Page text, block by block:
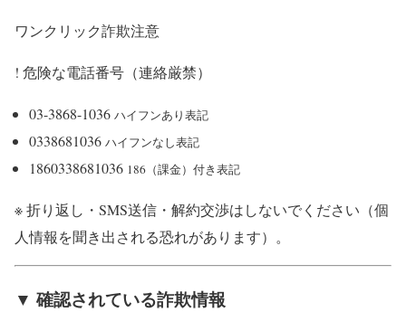
ワンクリック詐欺注意
! 危険な電話番号（連絡厳禁）
03-3868-1036 ハイフンあり表記
0338681036 ハイフンなし表記
1860338681036 186（課金）付き表記
※ 折り返し・SMS送信・解約交渉はしないでください（個
人情報を聞き出される恐れがあります）。
▼ 確認されている詐欺情報